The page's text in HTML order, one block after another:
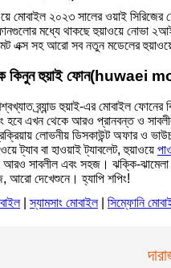
মোবাইল ২০২৩ সালের ওয়াই
মধ্যে থাকছে হুয়াওয়ে নোভা
এক্স সহ আরো সব নতুন মডেলের হুয়াওয়ে
কিনুন হুয়াই ফোন(huwaei
বিশ্বখ্যাত ব্র্যান্ড হুয়াই-এর মোবাইল
হবে এখন থেকে আরও প্রানবন্ত ও
লোভনীয় ডিসকাউন্ট অফার ও
ট্যাব বা হাওয়াই ট্যাবলেট, হুয়াওয়ে
আরও সাবলীল এবং সহজ। ঝক্কি-
আরো দেখেশুনে। হ্যাপি শপিং!
|স্যামসাং মোবাইল| সিম্ফোনি